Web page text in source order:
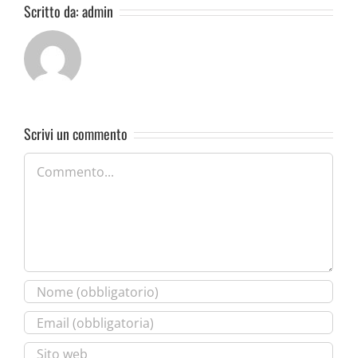
Scritto da:admin
Scrivi un commento
Commento